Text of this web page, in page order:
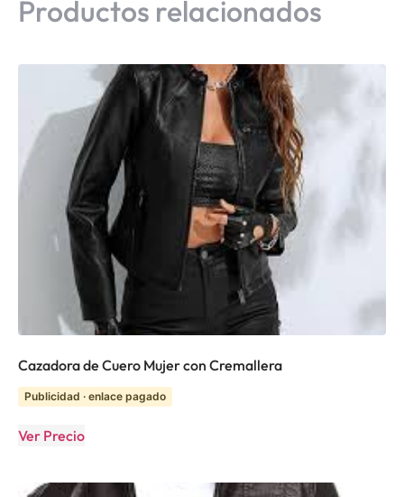
Productos relacionados
Cazadora de Cuero Mujer con Cremallera
Publicidad · enlace pagado
Ver Precio